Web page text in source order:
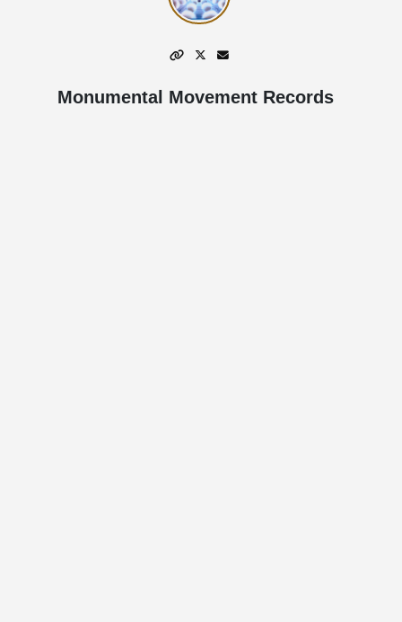
Monumental Movement Records